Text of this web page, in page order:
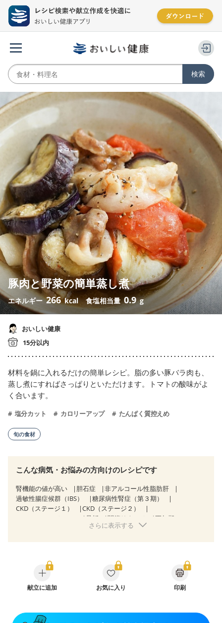
豚肉と野菜の簡単蒸し煮
エネルギー266 kcal 食塩相当量0.9 g
おいしい健康
15分以内
材料を鍋に入れるだけの簡単レシピ。脂の多い豚バラ肉も、
蒸し煮にすればさっぱりといただけます。トマトの酸味がよ
く合います。
塩分カット カロリーアップ たんぱく質控えめ
旬の食材
こんな病気・お悩みの方向けのレシピです
腎機能の値が高い 胆石症
非アルコール性脂肪肝
過敏性腸症候群（IBS）
糖尿病性腎症（第３期）
CKD（ステージ１）
CKD（ステージ２）
CKD（ステージ３a）
骨折 関節リウマチ 更年期
さらに表示する
献立に追加 お気に入り 印刷